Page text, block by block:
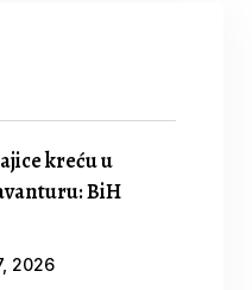
kreću u
BiH
2026